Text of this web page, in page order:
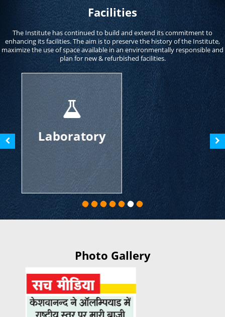
Facilities
The Institute has continued to build and extend its commitment to
enhancing its facilities. The aim is to preserve the history of the Institute,
maximize the use of space available in an environmentally responsible and
plan for new & refurbished facilities.
Sports
Photo Gallery